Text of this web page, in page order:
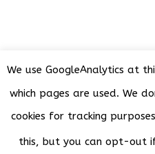
We use GoogleAnalytics at
which pages are used. We
cookies for tracking
this, but you can opt-out